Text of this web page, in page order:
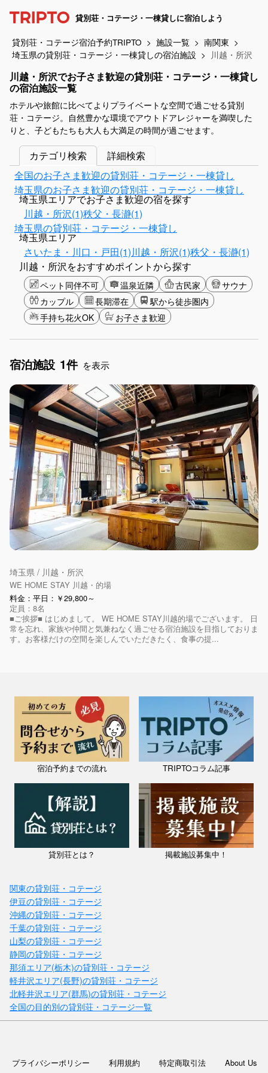
貸別荘・コテージ・一棟貸しに宿泊しよう
貸別荘・コテージ宿泊予約TRIPTO 施設一覧
南関東
埼玉県の貸別荘・コテージ・一棟貸しの宿泊施設
川越・所沢
川越・所沢でお子さま歓迎の貸別荘・コテージ・一棟貸し
の宿泊施設一覧
ホテルや旅館に比べてよりプライベートな空間で過ごせる貸別
荘・コテージ。自然豊かな環境でアウトドアレジャーを満喫した
りと、子どもたちも大人も大満足の時間が過ごせます。
カテゴリ検索
詳細検索
全国のお子さま歓迎の貸別荘・コテージ・一棟貸し
埼玉県のお子さま歓迎の貸別荘・コテージ・一棟貸し
埼玉県エリアでお子さま歓迎の宿を探す
川越・所沢(1)秩父・長瀞(1)
埼玉県の貸別荘・コテージ・一棟貸し
埼玉県エリア
さいたま・川口・戸田(1)川越・所沢(1)秩父・長瀞(1)
川越・所沢をおすすめポイントから探す
ペット同伴不可 温泉近隣 古民家
サウナ
カップル
長期滞在
駅から徒歩圏内
手持ち花火OK
お子さま歓迎
宿泊施設 1件 を表示
埼玉県 / 川越・所沢
WE HOME STAY 川越・的場
料金：平日：￥29,800～
定員：8名
■ご挨拶■ はじめまして。 WE HOME STAY川越的場でございます。 日
常を忘れ、家族や仲間と気兼ねなく過ごせる宿泊施設を目指しておりま
す。お客様だけの空間を楽しんでいただきたく、食事の提...
宿泊予約までの流れ TRIPTOコラム記事
貸別荘とは？ 掲載施設募集中！
関東の貸別荘・コテージ
伊豆の貸別荘・コテージ
沖縄の貸別荘・コテージ
千葉の貸別荘・コテージ
山梨の貸別荘・コテージ
静岡の貸別荘・コテージ
那須エリア(栃木)の貸別荘・コテージ
軽井沢エリア(長野)の貸別荘・コテージ
北軽井沢エリア(群馬)の貸別荘・コテージ
全国の目的別の貸別荘・コテージ一覧
プライバシーポリシー 利用規約 特定商取引法 About Us